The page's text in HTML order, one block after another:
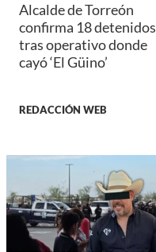
Alcalde de Torreón
confirma 18 detenidos
tras operativo donde
cayó ‘El Güino’
REDACCIÓN WEB